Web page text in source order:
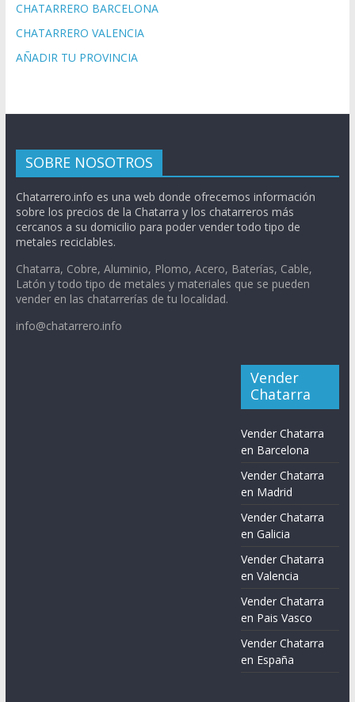
CHATARRERO BARCELONA
CHATARRERO VALENCIA
AÑADIR TU PROVINCIA
SOBRE NOSOTROS
Chatarrero.info es una web donde ofrecemos información
sobre los precios de la Chatarra y los chatarreros más
cercanos a su domicilio para poder vender todo tipo de
metales reciclables.
Chatarra, Cobre, Aluminio, Plomo, Acero, Baterías, Cable,
Latón y todo tipo de metales y materiales que se pueden
vender en las chatarrerías de tu localidad.
info@chatarrero.info
Vender
Chatarra
Vender Chatarra
en Barcelona
Vender Chatarra
en Madrid
Vender Chatarra
en Galicia
Vender Chatarra
en Valencia
Vender Chatarra
en Pais Vasco
Vender Chatarra
en España